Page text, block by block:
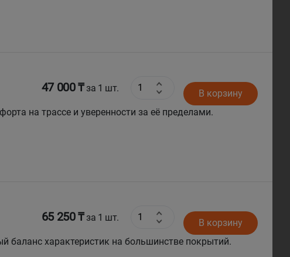
47 000 ₸за 1 шт.
В корзину
на трассе и уверенности за её пределами.
65 250 ₸за 1 шт.
В корзину
баланс характеристик на большинстве покрытий.